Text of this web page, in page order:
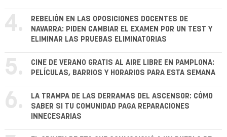
4.
REBELIÓN EN LAS OPOSICIONES DOCENTES DE
NAVARRA: PIDEN CAMBIAR EL EXAMEN POR UN TEST Y
ELIMINAR LAS PRUEBAS ELIMINATORIAS
5.
CINE DE VERANO GRATIS AL AIRE LIBRE EN PAMPLONA:
PELÍCULAS, BARRIOS Y HORARIOS PARA ESTA SEMANA
6.
LA TRAMPA DE LAS DERRAMAS DEL ASCENSOR: CÓMO
SABER SI TU COMUNIDAD PAGA REPARACIONES
INNECESARIAS